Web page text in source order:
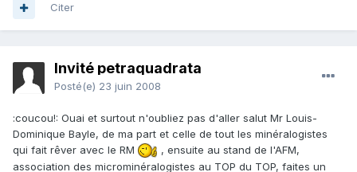
Citer
Invité petraquadrata
Posté(e) 23 juin 2008
:coucou!: Ouai et surtout n'oubliez pas d'aller salut Mr Louis-
Dominique Bayle, de ma part et celle de tout les minéralogistes
qui fait rêver avec le RM
, ensuite au stand de l'AFM,
association des microminéralogistes au TOP du TOP, faites un